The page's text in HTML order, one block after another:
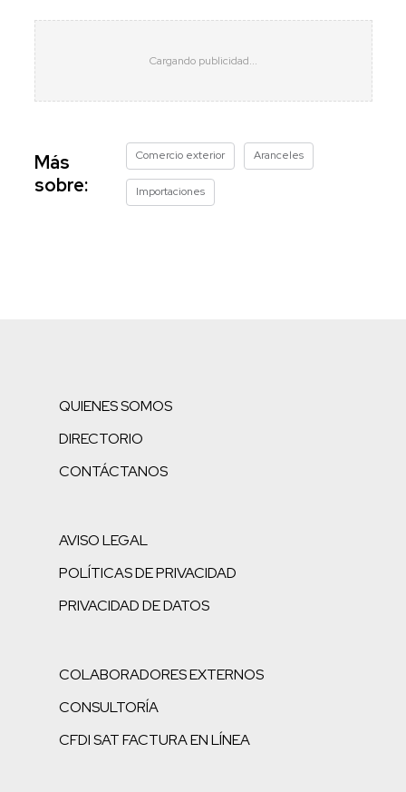
Más
sobre:
Comercio exterior Aranceles
Importaciones
QUIENES SOMOS
DIRECTORIO
CONTÁCTANOS
AVISO LEGAL
POLÍTICAS DE PRIVACIDAD
PRIVACIDAD DE DATOS
COLABORADORES EXTERNOS
CONSULTORÍA
CFDI SAT FACTURA EN LÍNEA